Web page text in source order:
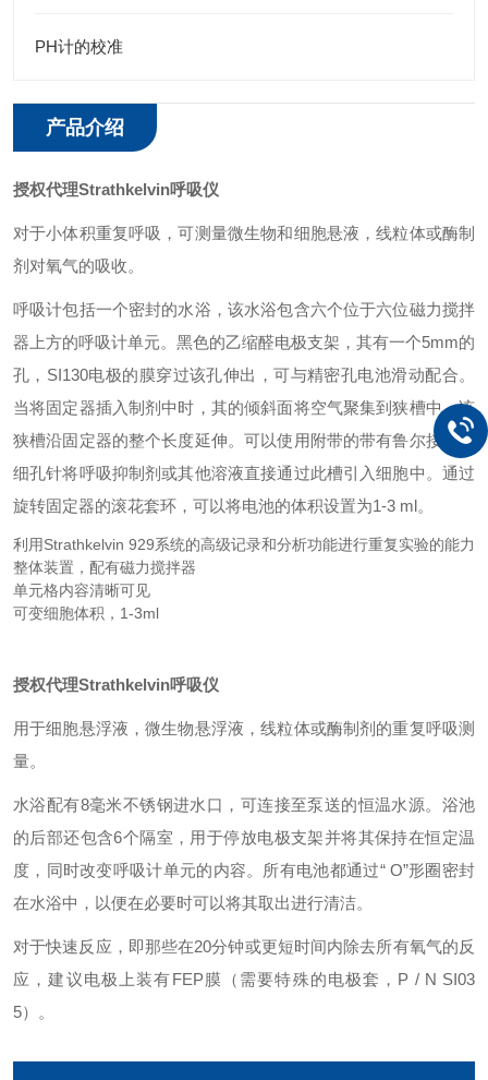
PH计的校准
产品介绍
授权代理Strathkelvin呼吸仪
对于小体积重复呼吸，可测量微生物和细胞悬液，线粒体或酶制
剂对氧气的吸收。
呼吸计包括一个密封的水浴，该水浴包含六个位于六位磁力搅拌
器上方的呼吸计单元。黑色的乙缩醛电极支架，其有一个5mm的
孔，SI130电极的膜穿过该孔伸出，可与精密孔电池滑动配合。
当将固定器插入制剂中时，其的倾斜面将空气聚集到狭槽中，该
狭槽沿固定器的整个长度延伸。可以使用附带的带有鲁尔接头的
细孔针将呼吸抑制剂或其他溶液直接通过此槽引入细胞中。通过
旋转固定器的滚花套环，可以将电池的体积设置为1-3 ml。
利用Strathkelvin 929系统的高级记录和分析功能进行重复实验的能力
整体装置，配有磁力搅拌器
单元格内容清晰可见
可变细胞体积，1-3ml
授权代理Strathkelvin呼吸仪
用于细胞悬浮液，微生物悬浮液，线粒体或酶制剂的重复呼吸测
量。
水浴配有8毫米不锈钢进水口，可连接至泵送的恒温水源。浴池
的后部还包含6个隔室，用于停放电极支架并将其保持在恒定温
度，同时改变呼吸计单元的内容。所有电池都通过“ O”形圈密封
在水浴中，以便在必要时可以将其取出进行清洁。
对于快速反应，即那些在20分钟或更短时间内除去所有氧气的反
应，建议电极上装有FEP膜（需要特殊的电极套，P / N SI03
5）。